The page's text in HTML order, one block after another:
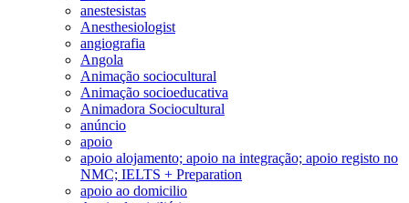
anestesistas
Anesthesiologist
angiografia
Angola
Animação sociocultural
Animação socioeducativa
Animadora Sociocultural
anúncio
apoio
apoio alojamento; apoio na integração; apoio registo no
NMC; IELTS + Preparation
apoio ao domicilio